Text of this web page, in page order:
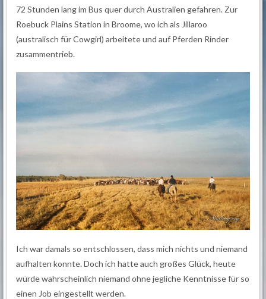
72 Stunden lang im Bus quer durch Australien gefahren. Zur
Roebuck Plains Station in Broome, wo ich als Jillaroo
(australisch für Cowgirl) arbeitete und auf Pferden Rinder
zusammentrieb.
Ich war damals so entschlossen, dass mich nichts und niemand
aufhalten konnte. Doch ich hatte auch großes Glück, heute
würde wahrscheinlich niemand ohne jegliche Kenntnisse für so
einen Job eingestellt werden.